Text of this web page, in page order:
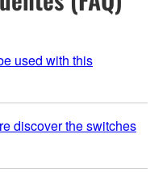
used with this
discover the switches